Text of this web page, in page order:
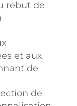
OEM
nos
en
de haut
de
durabilité
rebut de
et aux
de
de